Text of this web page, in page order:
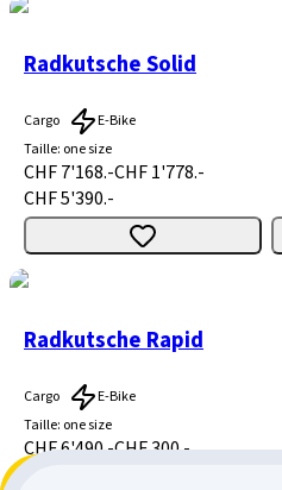
Radkutsche Solid
Cargo
E-Bike
Taille: one size
CHF 7'168.-CHF 1'778.-
CHF 5'390.-
Radkutsche Rapid
Cargo
E-Bike
Taille: one size
CHF 6'490.-CHF 300.-